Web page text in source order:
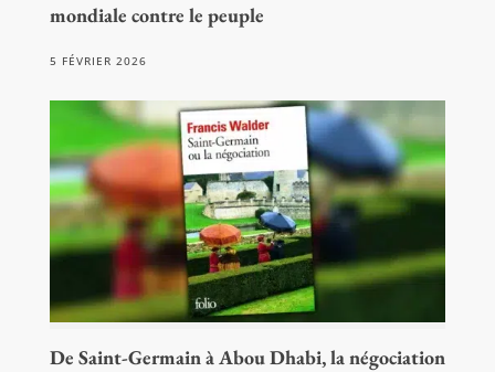
mondiale contre le peuple
5 FÉVRIER 2026
De Saint-Germain à Abou Dhabi, la négociation